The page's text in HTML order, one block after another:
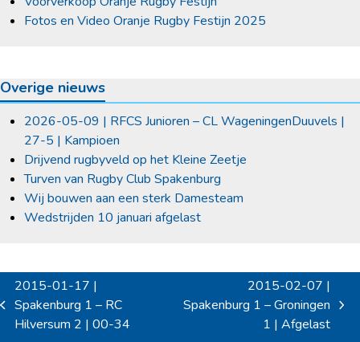
Fotos en Video Oranje Rugby Festijn 2025
Overige nieuws
2026-05-09 | RFCS Junioren – CL WageningenDuuvels |
27-5 | Kampioen
Drijvend rugbyveld op het Kleine Zeetje
Turven van Rugby Club Spakenburg
Wij bouwen aan een sterk Damesteam
Wedstrijden 10 januari afgelast
previous
post:
2015-01-17 |
Spakenburg 1 – RC
Hilversum 2 | 00-34
next
2015-02-07 |
Spakenburg 1 – Groningen
1 | Afgelast